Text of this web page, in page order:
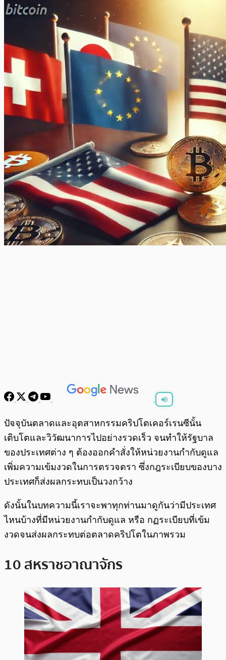
/ 0:00
ปัจจุบันตลาดและอุตสาหกรรมคริปโตเคอร์เรนซีนั้น
เติบโตและวิวัฒนาการไปอย่างรวดเร็ว จนทำให้รัฐบาล
ของประเทศต่าง ๆ ต้องออกคำสั่งให้หน่วยงานกำกับดูแล
เพิ่มความเข้มงวดในการตรวจตรา ซึ่งกฎระเบียบของบาง
ประเทศก็ส่งผลกระทบเป็นวงกว้าง
ดังนั้นในบทความนี้เราจะพาทุกท่านมาดูกันว่ามีประเทศ
ไหนบ้างที่มีหน่วยงานกำกับดูแล หรือ กฏระเบียบที่เข้ม
งวดจนส่งผลกระทบต่อตลาดคริปโตในภาพรวม
10 สหราชอาณาจักร